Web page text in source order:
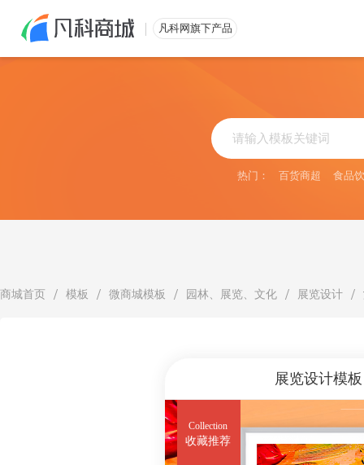
凡科网旗下产品
热门： 百货商超 食品
商城首页 / 模板 / 微商城模板 / 园林、展览、文化 / 展览设计 /